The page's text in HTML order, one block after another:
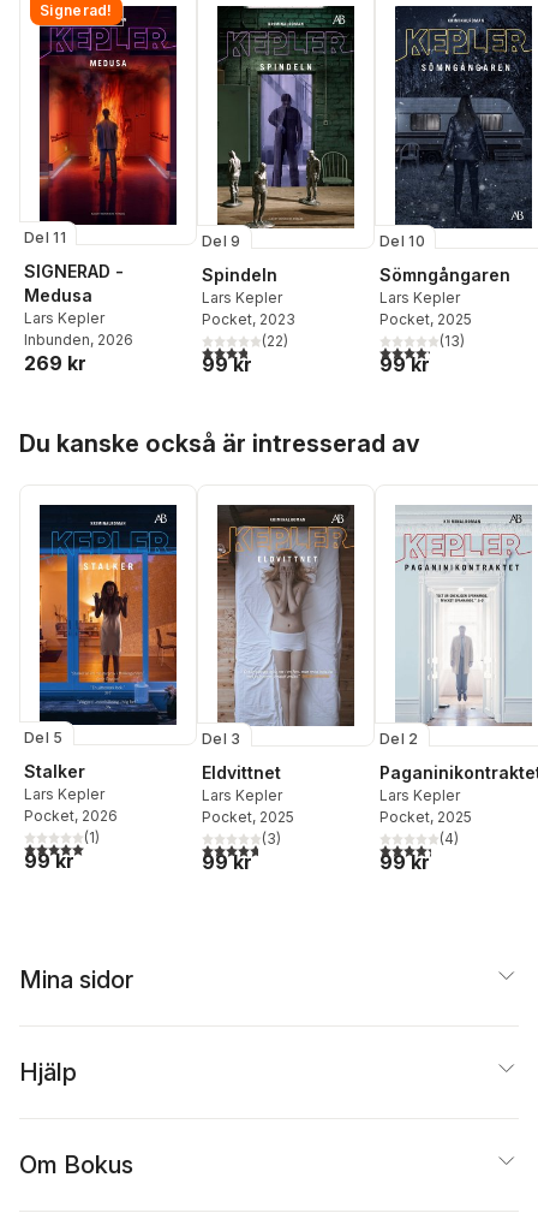
Signerad!
Del 11
SIGNERAD -
Medusa
Lars Kepler
Inbunden, 2026
269 kr
Del 9
Spindeln
Lars Kepler
Pocket, 2023
3,8utav 5 stjärnor. Totalt antal röster:
(22)
99 kr
Del 10
Sömngångaren
Lars Kepler
Pocket, 2025
4,2utav 5 stjärnor.
(13)
99 kr
Du kanske också är intresserad av
Del 5
Stalker
Lars Kepler
Pocket, 2026
5,0utav 5 stjärnor. Totalt antal röster:
(1)
99 kr
Del 3
Eldvittnet
Lars Kepler
Pocket, 2025
4,7utav 5 stjärnor. Totalt antal röster:
(3)
99 kr
Del 2
Lars Kepler
Pocket, 2025
4,3utav 5 stjärnor.
(4)
99 kr
Mina sidor
Hjälp
Om Bokus